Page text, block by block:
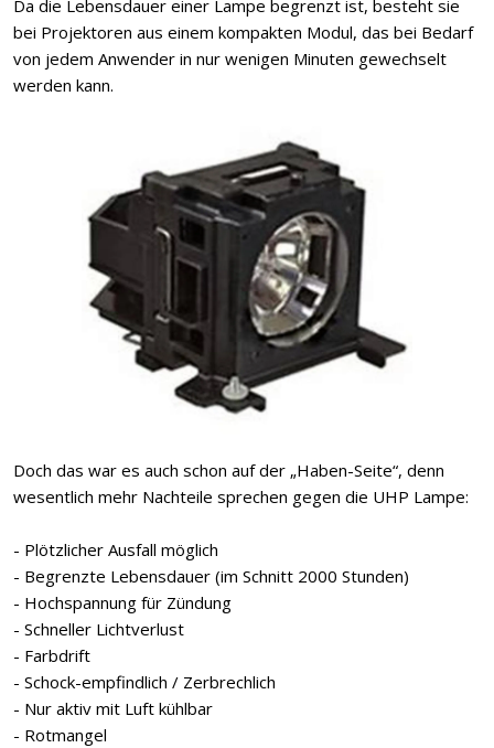
Da die Lebensdauer einer Lampe begrenzt ist, besteht sie
bei Projektoren aus einem kompakten Modul, das bei Bedarf
von jedem Anwender in nur wenigen Minuten gewechselt
werden kann.
Doch das war es auch schon auf der „Haben-Seite“, denn
wesentlich mehr Nachteile sprechen gegen die UHP Lampe:
- Plötzlicher Ausfall möglich
- Begrenzte Lebensdauer (im Schnitt 2000 Stunden)
- Hochspannung für Zündung
- Schneller Lichtverlust
- Farbdrift
- Schock-empfindlich / Zerbrechlich
- Nur aktiv mit Luft kühlbar
- Rotmangel